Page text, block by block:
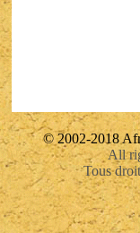
© 2002-2018
All
Tous